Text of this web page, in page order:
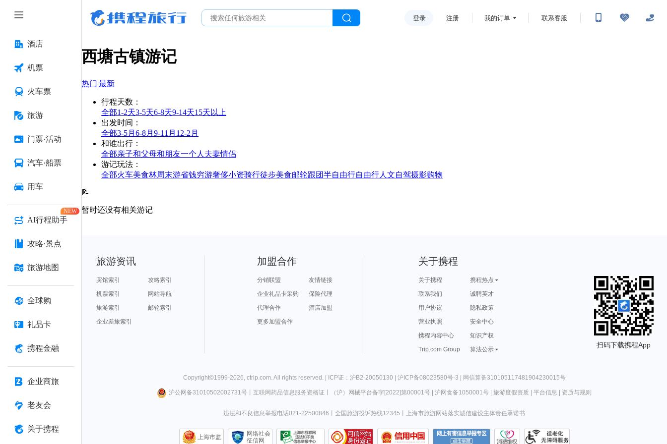
酒店
机票
火车票
旅游
门票·活动
汽车·船票
用车
AI行程助手
NEW
攻略·景点
旅游地图
全球购
礼品卡
携程金融
企业商旅
老友会
关于携程
登录 注册 我的订单 联系客服
西塘古镇游记
热门|最新
行程天数 ：
全部1-2天3-5天6-8天9-14天15天以上
出发时间 ：
全部3-5月 6-8月 9-11月 12-2月
和谁出行 ：
全部亲子和父母和朋友一个人 夫妻情侣
游记玩法 ：
全部火车美食林周末游省钱穷游奢侈小资骑行徒步美食邮轮跟团半自由行自由行人文自驾摄影购物
📝
暂时还没有相关游记
旅游资讯
宾馆索引
攻略索引
机票索引
网站导航
旅游索引
邮轮索引
企业差旅索引
加盟合作
分销联盟
友情链接
企业礼品卡采购
保险代理
代理合作
酒店加盟
更多加盟合作
关于携程
关于携程
携程热点
联系我们
诚聘英才
用户协议
隐私政策
营业执照
安全中心
携程内容中心
知识产权
Trip.com Group
算法公示
扫码下载携程App
Copyright©1999-2026, ctrip.com. All rights reserved. | ICP证：沪B2-20050130 | 沪ICP备08023580号-3 | 网信算备310105117481904230015号
沪公网备31010502002731号丨 互联网药品信息服务资格证 （沪）网械平台备字[2022]第00001号| 沪网食备1050001号| 旅游度假资质| 平台信息 资质与规则
违法和不良信息举报电话021-22500846 全国旅游投诉热线12345 上海市旅游网站落实诚信建设主体责任承诺书
上海市监
网络社会
征信网